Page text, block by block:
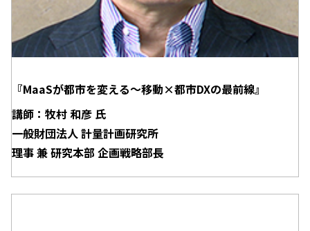
『MaaSが都市を変える～移動×都市DXの最前線』
講師：牧村 和彦 氏
一般財団法人 計量計画研究所
理事 兼 研究本部 企画戦略部長